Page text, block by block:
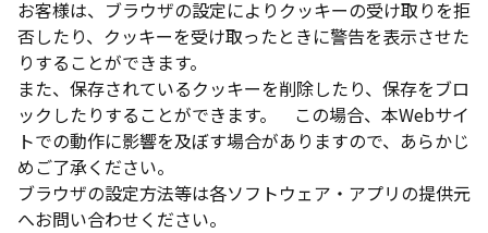
お客様は、ブラウザの設定によりクッキーの受け取りを拒
否したり、クッキーを受け取ったときに警告を表示させた
りすることができます。
また、保存されているクッキーを削除したり、保存をブロ
ックしたりすることができます。 この場合、本Webサイ
トでの動作に影響を及ぼす場合がありますので、あらかじ
めご了承ください。
ブラウザの設定方法等は各ソフトウェア・アプリの提供元
へお問い合わせください。